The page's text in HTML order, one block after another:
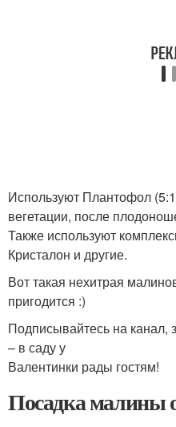
Используют Плантофол
вегетации, после
Также используют
Кристалон и другие.
Вот такая нехитрая
пригодится :)
Подписывайтесь на канал,
– в саду у
Валентинки рады гостям!
Посадка малины